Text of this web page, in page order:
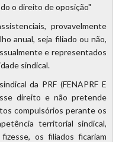
o direito de oposição"
provavelmente
anual, seja filiado ou não,
e representados
sindical.
da PRF (FENAPRF E
direito e não pretende
compulsórios perante os
territorial sindical,
os filiados ficariam